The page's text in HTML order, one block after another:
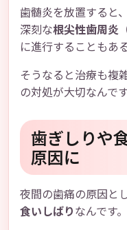
歯髄炎を放置すると
深刻な根尖性歯周炎
に進行することもあ
そうなると治療も複
の対処が大切なんです
歯ぎしりや
原因に
夜間の歯痛の原因と
食いしばりなんです。